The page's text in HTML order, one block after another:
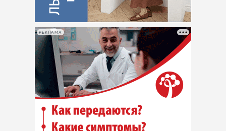
РЕКЛАМА